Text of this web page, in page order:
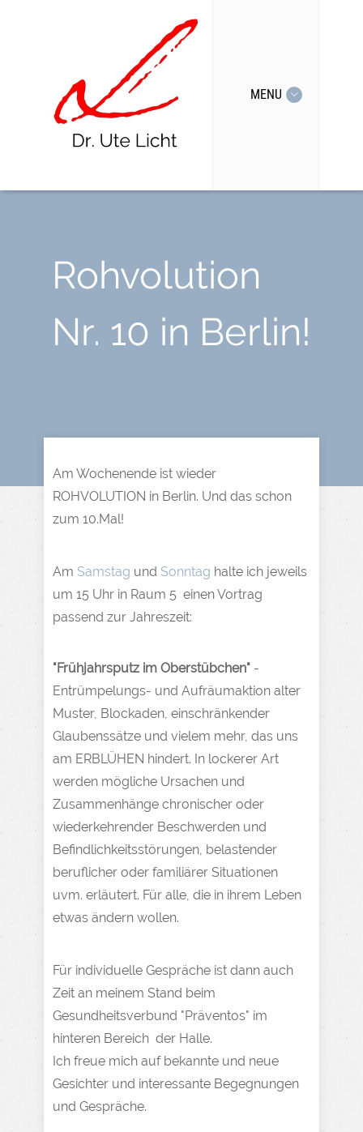
MENU
Rohvolution
Nr. 10 in Berlin!
Am Wochenende ist wieder
ROHVOLUTION in Berlin. Und das schon
zum 10.Mal!
Am Samstag und Sonntag halte ich jeweils
um 15 Uhr in Raum 5 einen Vortrag
passend zur Jahreszeit:
"Frühjahrsputz im Oberstübchen" -
Entrümpelungs- und Aufräumaktion alter
Muster, Blockaden, einschränkender
Glaubenssätze und vielem mehr, das uns
am ERBLÜHEN hindert. In lockerer Art
werden mögliche Ursachen und
Zusammenhänge chronischer oder
wiederkehrender Beschwerden und
Befindlichkeitsstörungen, belastender
beruflicher oder familiärer Situationen
uvm. erläutert. Für alle, die in ihrem Leben
etwas ändern wollen.
Für individuelle Gespräche ist dann auch
Zeit an meinem Stand beim
Gesundheitsverbund "Präventos" im
hinteren Bereich der Halle.
Ich freue mich auf bekannte und neue
Gesichter und interessante Begegnungen
und Gespräche.